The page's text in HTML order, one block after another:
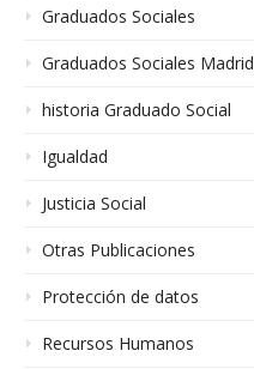
Graduados Sociales
Graduados Sociales Madrid
historia Graduado Social
Igualdad
Justicia Social
Otras Publicaciones
Protección de datos
Recursos Humanos